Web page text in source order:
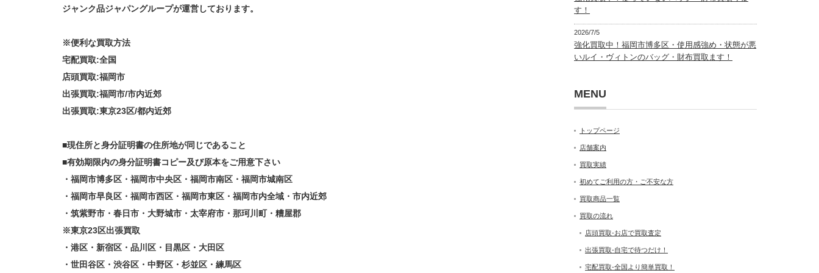
ジャンク品ジャパングループが運営しております。
※便利な買取方法
宅配買取:全国
店頭買取:福岡市
出張買取:福岡市/市内近郊
出張買取:東京23区/都内近郊
■現住所と身分証明書の住所地が同じであること
■有効期限内の身分証明書コピー及び原本をご用意下さい
・福岡市博多区・福岡市中央区・福岡市南区・福岡市城南区
・福岡市早良区・福岡市西区・福岡市東区・福岡市内全域・市内近郊
・筑紫野市・春日市・大野城市・太宰府市・那珂川町・糟屋郡
※東京23区出張買取
・港区・新宿区・品川区・目黒区・大田区
・世田谷区・渋谷区・中野区・杉並区・練馬区
す！
2026/7/5
強化買取中！福岡市博多区・使用感強め・状態が悪
いルイ・ヴィトンのバッグ・財布買取ます！
MENU
トップページ
店舗案内
買取実績
初めてご利用の方・ご不安な方
買取商品一覧
買取の流れ
店頭買取-お店で買取査定
出張買取-自宅で待つだけ！
宅配買取-全国より簡単買取！